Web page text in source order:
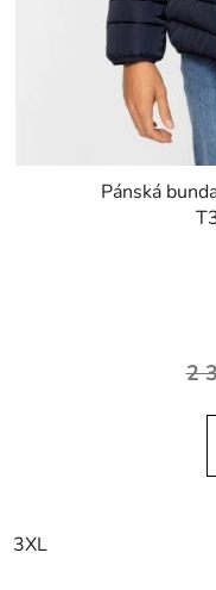
Pánská
2
3XL